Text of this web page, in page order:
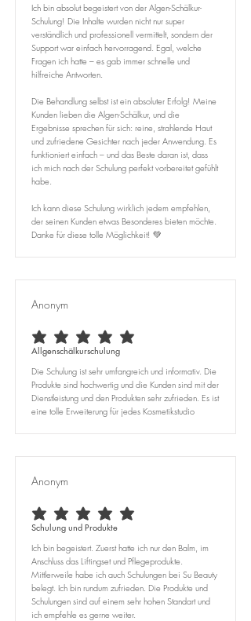
Ich bin absolut begeistert von der Algen-Schälkur-
Schulung! Die Inhalte wurden nicht nur super
verständlich und professionell vermittelt, sondern der
Support war einfach hervorragend. Egal, welche
Fragen ich hatte – es gab immer schnelle und
hilfreiche Antworten.
Die Behandlung selbst ist ein absoluter Erfolg! Meine
Kunden lieben die Algen-Schälkur, und die
Ergebnisse sprechen für sich: reine, strahlende Haut
und zufriedene Gesichter nach jeder Anwendung. Es
funktioniert einfach – und das Beste daran ist, dass
ich mich nach der Schulung perfekt vorbereitet gefühlt
habe.
Ich kann diese Schulung wirklich jedem empfehlen,
der seinen Kunden etwas Besonderes bieten möchte.
Danke für diese tolle Möglichkeit! 💚
Anonym
durchschnittliches Rating ist 5 von 5
Allgenschälkurschulung
Die Schulung ist sehr umfangreich und informativ. Die
Produkte sind hochwertig und die Kunden sind mit der
Dienstleistung und den Produkten sehr zufrieden. Es ist
eine tolle Erweiterung für jedes Kosmetikstudio
Anonym
durchschnittliches Rating ist 5 von 5
Schulung und Produkte
Ich bin begeistert. Zuerst hatte ich nur den Balm, im
Anschluss das Liftingset und Pflegeprodukte.
Mittlerweile habe ich auch Schulungen bei Su Beauty
belegt. Ich bin rundum zufrieden. Die Produkte und
Schulungen sind auf einem sehr hohen Standart und
ich empfehle es gerne weiter.